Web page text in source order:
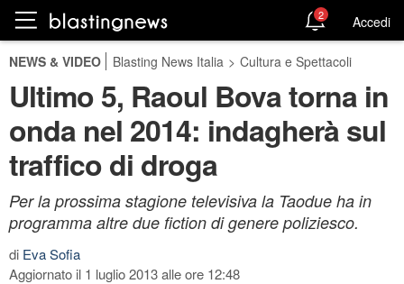
2 Accedi
NEWS & VIDEO Blasting News Italia > Cultura e Spettacoli
Ultimo 5, Raoul Bova torna in
onda nel 2014: indagherà sul
traffico di droga
Per la prossima stagione televisiva la Taodue ha in
programma altre due fiction di genere poliziesco.
di Eva Sofia
Aggiornato il 1 luglio 2013 alle ore 12:48